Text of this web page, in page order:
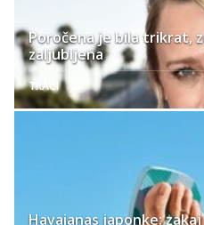
Poročena je bila trikrat,
zaljubljena
TRAČI
Havaianas japonke: